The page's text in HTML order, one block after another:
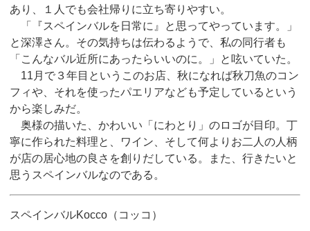
あり、１人でも会社帰りに立ち寄りやすい。
「『スペインバルを日常に』と思ってやっています。」
と深澤さん。その気持ちは伝わるようで、私の同行者も
「こんなバル近所にあったらいいのに。」と呟いていた。
11月で３年目というこのお店、秋になれば秋刀魚のコン
フィや、それを使ったパエリアなども予定しているという
から楽しみだ。
奥様の描いた、かわいい「にわとり」のロゴが目印。丁
寧に作られた料理と、ワイン、そして何よりお二人の人柄
が店の居心地の良さを創りだしている。また、行きたいと
思うスペインバルなのである。
スペインバルKocco（コッコ）